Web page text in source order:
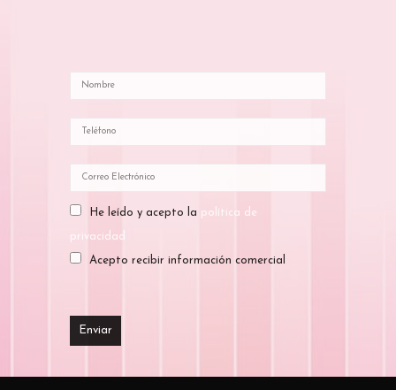
He leído y acepto la política de
privacidad
Acepto recibir información comercial